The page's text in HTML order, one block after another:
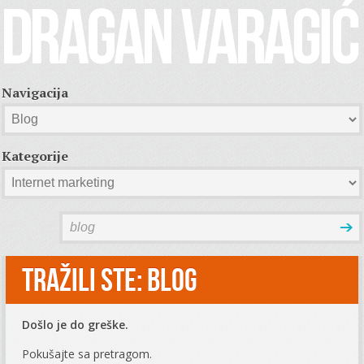
Navigacija
Kategorije
Tražili ste: blog
Došlo je do greške.
Pokušajte sa pretragom.